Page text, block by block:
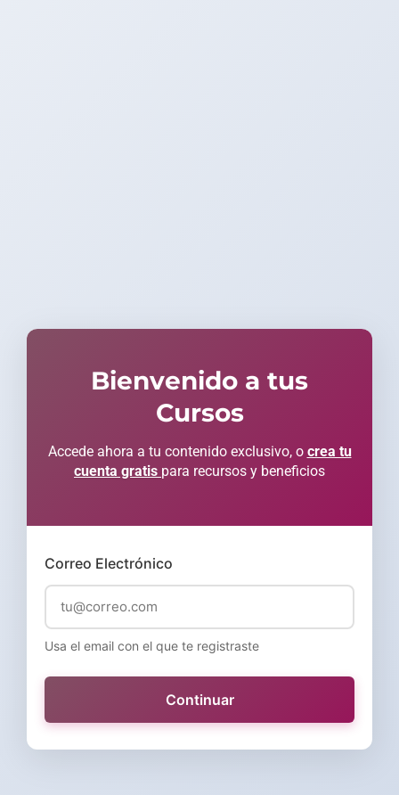
Bienvenido a tus
Cursos
Accede ahora a tu contenido exclusivo, o crea tu
cuenta gratis para recursos y beneficios
Correo Electrónico
Usa el email con el que te registraste
Continuar